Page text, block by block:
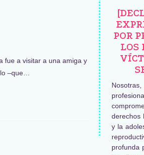
fue a visitar a una amiga y
–que…
POR
LOS
derechos
y la
profunda